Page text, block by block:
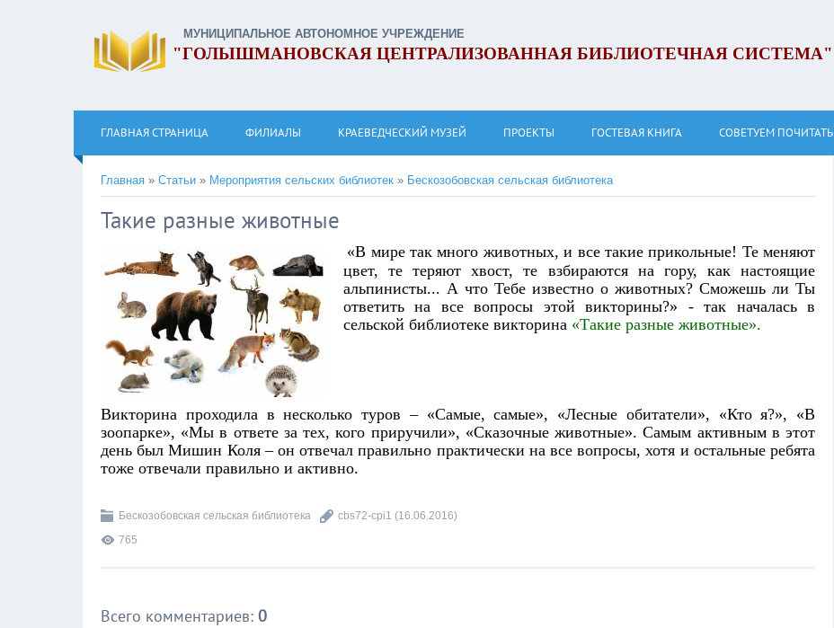
МУНИЦИПАЛЬНОЕ АВТОНОМНОЕ УЧРЕЖДЕНИЕ
"ГОЛЫШМАНОВСКАЯ ЦЕНТРАЛИЗОВАННАЯ БИБЛИОТЕЧНАЯ СИСТЕМА"
ГЛАВНАЯ СТРАНИЦА ФИЛИАЛЫ КРАЕВЕДЧЕСКИЙ МУЗЕЙ ПРОЕКТЫ ГОСТЕВАЯ КНИГА СОВЕТУЕМ ПОЧИТАТЬ
Главная » Статьи » Мероприятия сельских библиотек » Бескозобовская сельская библиотека
Такие разные животные
«В мире так много животных, и все такие прикольные! Те меняют
цвет, те теряют хвост, те взбираются на гору, как настоящие
альпинисты... А что Тебе известно о животных? Сможешь ли Ты
ответить на все вопросы этой викторины?» - так началась в
сельской библиотеке викторина «Такие разные животные».
Викторина проходила в несколько туров – «Самые, самые», «Лесные обитатели», «Кто я?», «В
зоопарке», «Мы в ответе за тех, кого приручили», «Сказочные животные». Самым активным в этот
день был Мишин Коля – он отвечал правильно практически на все вопросы, хотя и остальные ребята
тоже отвечали правильно и активно.
Бескозобовская сельская библиотека cbs72-cpi1 (16.06.2016)
765
Всего комментариев: 0